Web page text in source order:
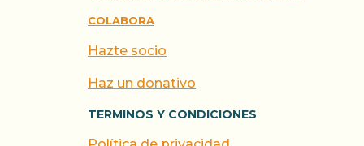
COLABORA
Hazte socio
Haz un donativo
TERMINOS Y CONDICIONES